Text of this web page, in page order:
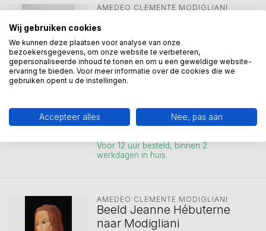
AMEDEO CLEMENTE MODIGLIANI
Jeanne Hébuterne avec
Grand Chapeau de Paille
Vaas van porselein in
geschenkverpakking. Hoogte circa 24
€75,00
Voor 12 uur besteld, binnen 2
werkdagen in huis.
AMEDEO CLEMENTE MODIGLIANI
Beeld Jeanne Hébuterne
naar Modigliani
Wij gebruiken cookies
We kunnen deze plaatsen voor analyse van onze
bezoekersgegevens, om onze website te verbeteren,
gepersonaliseerde inhoud te tonen en om u een geweldige website-
ervaring te bieden. Voor meer informatie over de cookies die we
gebruiken opent u de instellingen.
Accepteer alles Nee, pas aan